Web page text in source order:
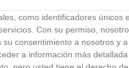
como identificadores únicos
Con su permiso,
consentimiento a nosotros y
a información más